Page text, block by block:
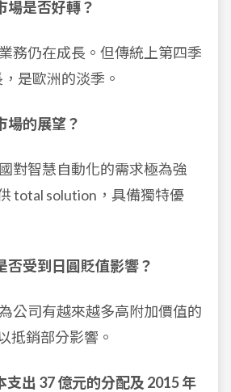
場是否好轉？
務仍在成長。但傳統上第四季
是歐洲的淡季。
場的展望？
對智慧自動化的需求極為強
total solution，具備獨特優
否受到日圓貶值影響？
公司有越來越多高附加價值的
抵銷部分影響。
支出 37 億元的分配及 2015 年